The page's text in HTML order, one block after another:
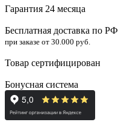
Гарантия 24 месяца
Бесплатная доставка по РФ
при заказе от 30.000 руб.
Товар сертифицирован
Бонусная система